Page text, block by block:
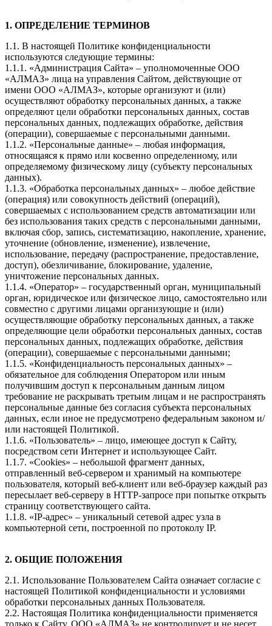
1. ОПРЕДЕЛЕНИЕ ТЕРМИНОВ
1.1. В настоящей Политике конфиденциальности
используются следующие термины:
1.1.1. «Администрация Сайта» – уполномоченные ООО
«АЛМАЗ» лица на управления Сайтом, действующие от
имени ООО «АЛМАЗ», которые организуют и (или)
осуществляют обработку персональных данных, а также
определяют цели обработки персональных данных, состав
персональных данных, подлежащих обработке, действия
(операции), совершаемые с персональными данными.
1.1.2. «Персональные данные» – любая информация,
относящаяся к прямо или косвенно определенному, или
определяемому физическому лицу (субъекту персональных
данных).
1.1.3. «Обработка персональных данных» – любое действие
(операция) или совокупность действий (операций),
совершаемых с использованием средств автоматизации или
без использования таких средств с персональными данными,
включая сбор, запись, систематизацию, накопление, хранение,
уточнение (обновление, изменение), извлечение,
использование, передачу (распространение, предоставление,
доступ), обезличивание, блокирование, удаление,
уничтожение персональных данных.
1.1.4. «Оператор» – государственный орган, муниципальный
орган, юридическое или физическое лицо, самостоятельно или
совместно с другими лицами организующие и (или)
осуществляющие обработку персональных данных, а также
определяющие цели обработки персональных данных, состав
персональных данных, подлежащих обработке, действия
(операции), совершаемые с персональными данными;
1.1.5. «Конфиденциальность персональных данных» –
обязательное для соблюдения Оператором или иным
получившим доступ к персональным данным лицом
требование не раскрывать третьим лицам и не распространять
персональные данные без согласия субъекта персональных
данных, если иное не предусмотрено федеральным законом и/
или настоящей Политикой.
1.1.6. «Пользователь» – лицо, имеющее доступ к Сайту,
посредством сети Интернет и использующее Сайт.
1.1.7. «Cookies» – небольшой фрагмент данных,
отправленный веб-сервером и хранимый на компьютере
пользователя, который веб-клиент или веб-браузер каждый раз
пересылает веб-серверу в HTTP-запросе при попытке открыть
страницу соответствующего сайта.
1.1.8. «IP-адрес» – уникальный сетевой адрес узла в
компьютерной сети, построенной по протоколу IP.
2. ОБЩИЕ ПОЛОЖЕНИЯ
2.1. Использование Пользователем Сайта означает согласие с
настоящей Политикой конфиденциальности и условиями
обработки персональных данных Пользователя.
2.2. Настоящая Политика конфиденциальности применяется